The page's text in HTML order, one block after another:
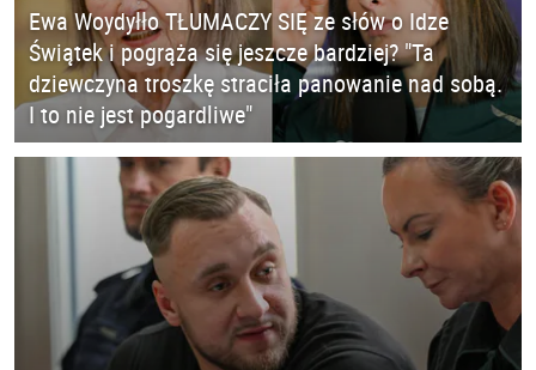
Ewa Woydyłło TŁUMACZY SIĘ ze słów o Idze
Świątek i pogrąża się jeszcze bardziej? "Ta
dziewczyna troszkę straciła panowanie nad sobą.
I to nie jest pogardliwe"